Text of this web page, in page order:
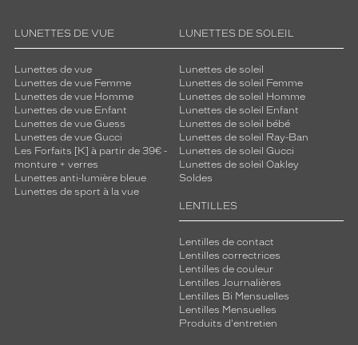
LUNETTES DE VUE
Lunettes de vue
Lunettes de vue Femme
Lunettes de vue Homme
Lunettes de vue Enfant
Lunettes de vue Guess
Lunettes de vue Gucci
Les Forfaits [K] à partir de 39€ -
monture + verres
Lunettes anti-lumière bleue
Lunettes de sport à la vue
LUNETTES DE SOLEIL
Lunettes de soleil
Lunettes de soleil Femme
Lunettes de soleil Homme
Lunettes de soleil Enfant
Lunettes de soleil bébé
Lunettes de soleil Ray-Ban
Lunettes de soleil Gucci
Lunettes de soleil Oakley
Soldes
LENTILLES
Lentilles de contact
Lentilles correctrices
Lentilles de couleur
Lentilles Journalières
Lentilles Bi Mensuelles
Lentilles Mensuelles
Produits d'entretien